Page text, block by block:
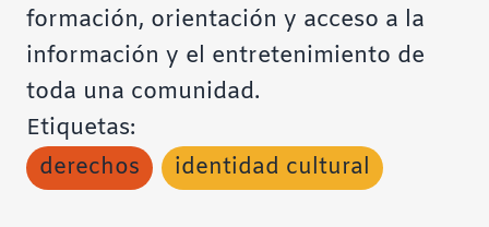
formación, orientación y acceso a la
información y el entretenimiento de
toda una comunidad.
Etiquetas:
derechos
identidad cultural